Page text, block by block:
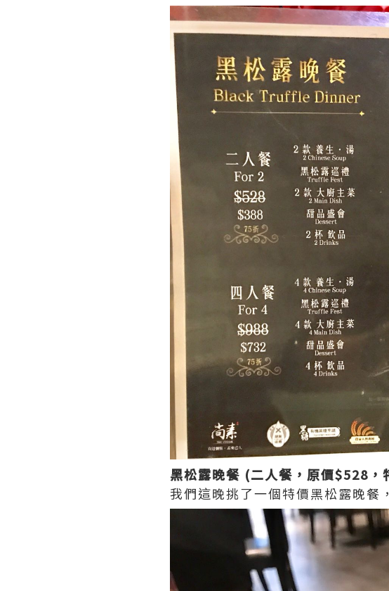
黑松露晚餐 (二人餐，原價$528，
我們這晚挑了一個特價黑松露晚餐